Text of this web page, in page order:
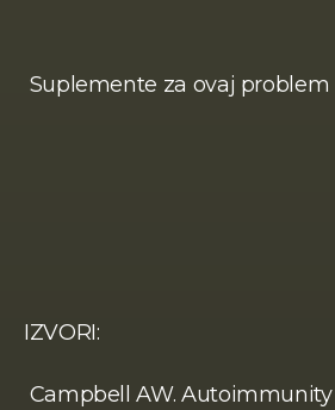
Suplemente za ovaj problem
IZVORI:
Campbell AW.